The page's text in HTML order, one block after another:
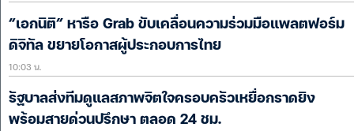
“เอกนิติ” หารือ Grab ขับเคลื่อนความร่วมมือแพลตฟอร์ม
ดิจิทัล ขยายโอกาสผู้ประกอบการไทย
10:03 น.
รัฐบาลส่งทีมดูแลสภาพจิตใจครอบครัวเหยื่อกราดยิง
พร้อมสายด่วนปรึกษา ตลอด 24 ชม.